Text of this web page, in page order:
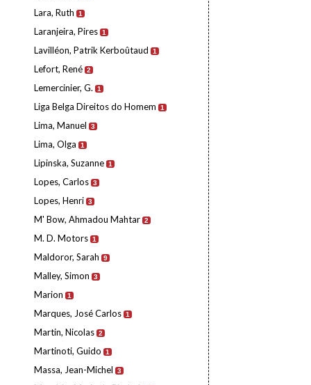
Lara, Ruth 1
Laranjeira, Pires 1
Lavilléon, Patrik Kerboûtaud 1
Lefort, René 2
Lemercinier, G. 1
Liga Belga Direitos do Homem 1
Lima, Manuel 3
Lima, Olga 1
Lipinska, Suzanne 1
Lopes, Carlos 3
Lopes, Henri 3
M' Bow, Ahmadou Mahtar 2
M. D. Motors 1
Maldoror, Sarah 9
Malley, Simon 3
Marion 1
Marques, José Carlos 1
Martin, Nicolas 2
Martinoti, Guido 1
Massa, Jean-Michel 3